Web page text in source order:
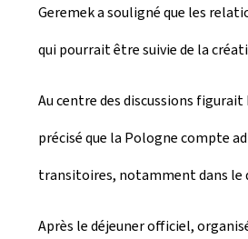
Geremek a souligné que les
qui pourrait être suivie de la
Au centre des discussions
précisé que la Pologne compte
transitoires, notamment dans le
Après le déjeuner officiel,